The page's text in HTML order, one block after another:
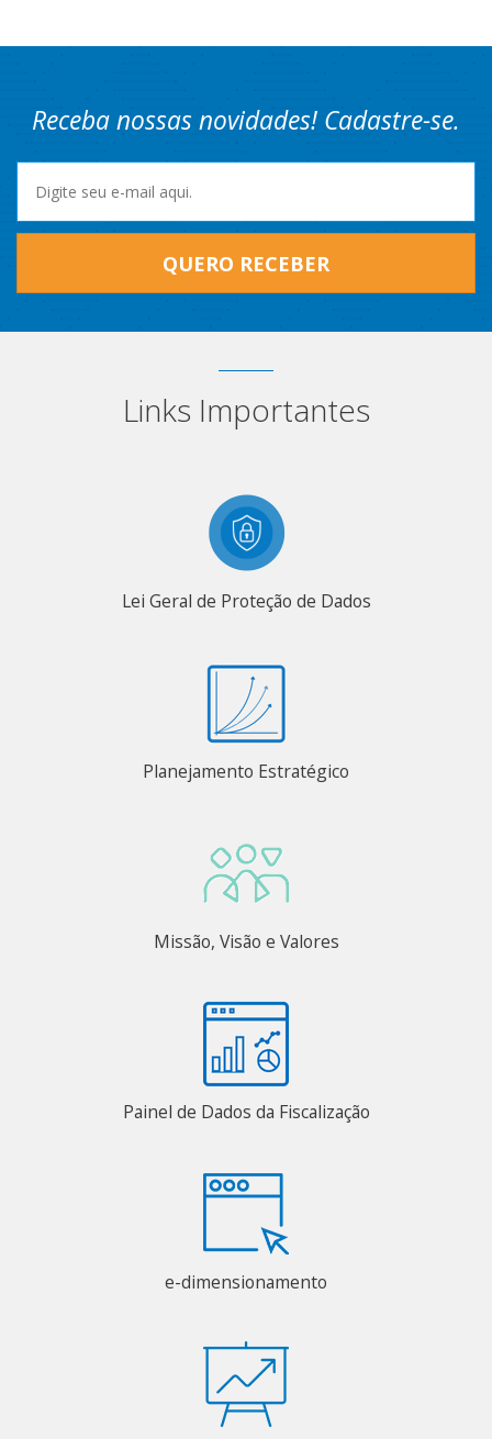
Receba nossas novidades! Cadastre-se.
QUERO RECEBER
Links Importantes
Lei Geral de Proteção de Dados
Planejamento Estratégico
Missão, Visão e Valores
Painel de Dados da Fiscalização
e-dimensionamento